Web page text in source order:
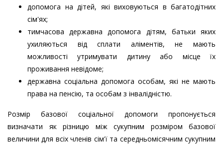
допомога на дітей, які виховуються в багатодітних
сім'ях;
тимчасова державна допомога дітям, батьки яких
ухиляються від сплати аліментів, не мають
можливості утримувати дитину або місце їх
проживання невідоме;
державна соціальна допомога особам, які не мають
права на пенсію, та особам з інвалідністю.
Розмір базової соціальної допомоги пропонується
визначати як різницю між сукупним розміром базової
величини для всіх членів сім'ї та середньомісячним сукупним